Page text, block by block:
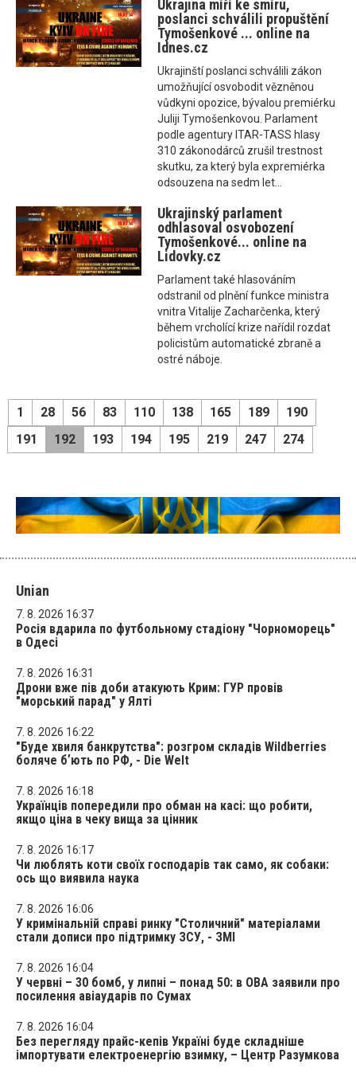
Ukrajina míří ke smíru,
poslanci schválili propuštění
Tymošenkové ... online na
Idnes.cz
Ukrajinští poslanci schválili zákon
umožňující osvobodit vězněnou
vůdkyni opozice, bývalou premiérku
Juliji Tymošenkovou. Parlament
podle agentury ITAR-TASS hlasy
310 zákonodárců zrušil trestnost
skutku, za který byla expremiérka
odsouzena na sedm let...
Ukrajinský parlament
odhlasoval osvobození
Tymošenkové... online na
Lidovky.cz
Parlament také hlasováním
odstranil od plnění funkce ministra
vnitra Vitalije Zacharčenka, který
během vrcholící krize nařídil rozdat
policistům automatické zbraně a
ostré náboje.
1 28 56 83 110 138 165 189
190
191
192 193 194 195 219 247 274
Unian
7. 8. 2026 16:37
Росія вдарила по футбольному стадіону "Чорноморець"
в Одесі
7. 8. 2026 16:31
Дрони вже пів доби атакують Крим: ГУР провів
"морський парад" у Ялті
7. 8. 2026 16:22
"Буде хвиля банкрутства": розгром складів Wildberries
боляче бʼють по РФ, - Die Welt
7. 8. 2026 16:18
Українців попередили про обман на касі: що робити,
якщо ціна в чеку вища за цінник
7. 8. 2026 16:17
Чи люблять коти своїх господарів так само, як собаки:
ось що виявила наука
7. 8. 2026 16:06
У кримінальній справі ринку "Столичний" матеріалами
стали дописи про підтримку ЗСУ, - ЗМІ
7. 8. 2026 16:04
У червні – 30 бомб, у липні – понад 50: в ОВА заявили про
посилення авіаударів по Сумах
7. 8. 2026 16:04
Без перегляду прайс-кепів Україні буде складніше
імпортувати електроенергію взимку, – Центр Разумкова